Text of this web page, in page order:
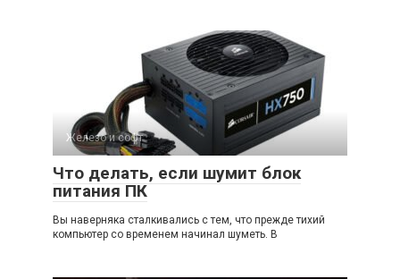
Железо и софт
Что делать, если шумит блок
питания ПК
Вы наверняка сталкивались с тем, что прежде тихий
компьютер со временем начинал шуметь. В